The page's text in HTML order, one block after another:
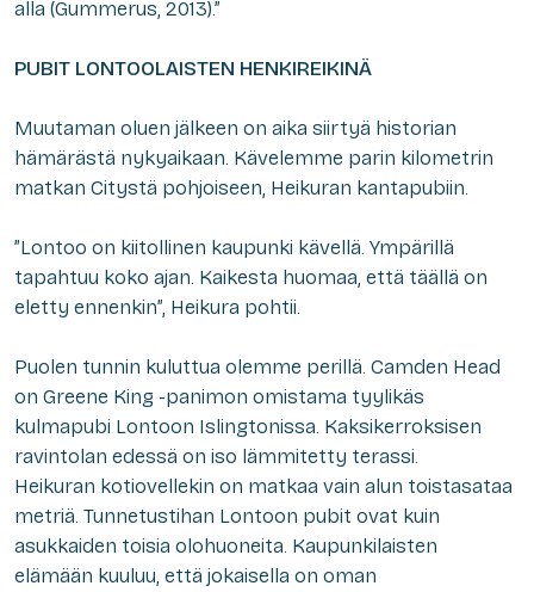
alla (Gummerus, 2013).”
PUBIT LONTOOLAISTEN HENKIREIKINÄ
Muutaman oluen jälkeen on aika siirtyä historian
hämärästä nykyaikaan. Kävelemme parin kilometrin
matkan Citystä pohjoiseen, Heikuran kantapubiin.
”Lontoo on kiitollinen kaupunki kävellä. Ympärillä
tapahtuu koko ajan. Kaikesta huomaa, että täällä on
eletty ennenkin”, Heikura pohtii.
Puolen tunnin kuluttua olemme perillä. Camden Head
on Greene King -panimon omistama tyylikäs
kulmapubi Lontoon Islingtonissa. Kaksikerroksisen
ravintolan edessä on iso lämmitetty terassi.
Heikuran kotiovellekin on matkaa vain alun toistasataa
metriä. Tunnetustihan Lontoon pubit ovat kuin
asukkaiden toisia olohuoneita. Kaupunkilaisten
elämään kuuluu, että jokaisella on oman